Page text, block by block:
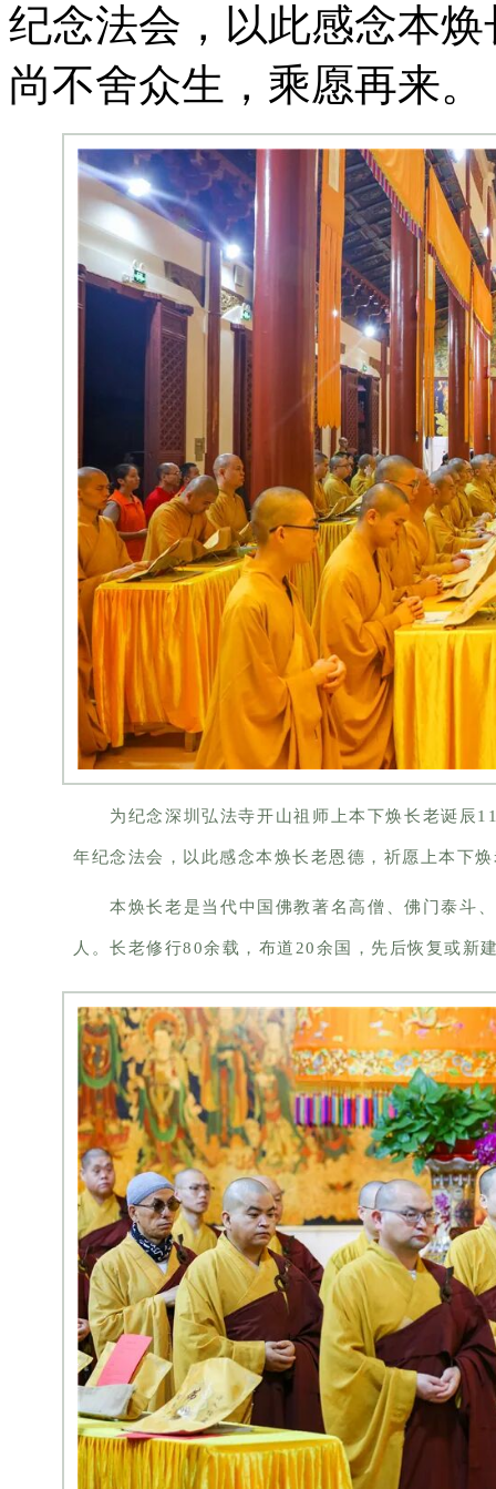
纪念法会，以此感念本
尚不舍众生，乘愿再来。
为纪念深圳弘法寺开山祖师上本下焕长老诞辰
年纪念法会，以此感念本焕长老恩德，祈愿上本下
本焕长老是当代中国佛教著名高僧、佛门泰斗
人。长老修行80余载，布道20余国，先后恢复或新